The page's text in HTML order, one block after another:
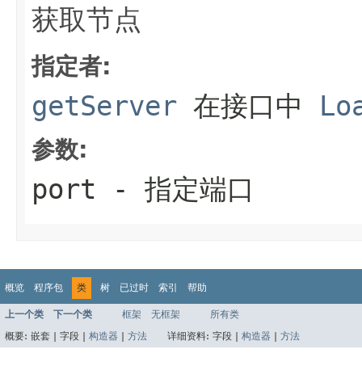
获取节点
指定者:
getServer 在接口中
参数:
port - 指定端口
概览 程序包 类 树 已过时 索引 帮助
上一个类 下一个类 框架 无框架
所有类
概要: 嵌套 | 字段 | 构造器 方法 详细资料: 字段 | 构造器 方法